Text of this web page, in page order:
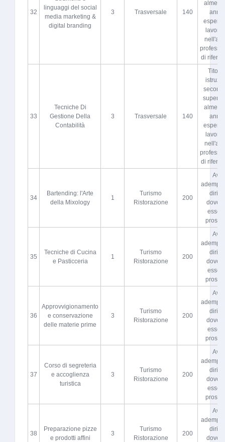
32
linguaggi del social
media marketing &
digital branding
3 Trasversale 140
anni
di
33
Tecniche Di
Gestione Della
Contabilità
3 Trasversale 140
Titolo
anni
di
34
Bartending: l'Arte
della Mixology
1
Turismo
Ristorazione
200
Aver
35
Tecniche di Cucina
e Pasticceria
1
Turismo
Ristorazione
200
Aver
36
Approvvigionamento
e conservazione
delle materie prime
3
Turismo
Ristorazione
200
Aver
37
Corso di segreteria
e accoglienza
turistica
3
Turismo
Ristorazione
200
Aver
38
Preparazione pizze
e prodotti affini
3
Turismo
Ristorazione
200
Aver